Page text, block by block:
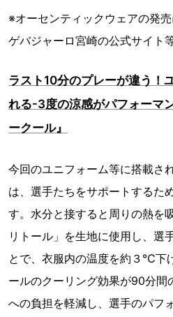
※オーセンティックウェアの発
ゲバジャーロ宮崎の公式サイト
ラスト10分のプレーが違う！
れる-3度の涼感がパフォーマ
ークール』
今回のユニフォーム等に搭載さ
は、選手たちをサポートするた
す。水分と接すると周りの熱を
リトール」を生地に使用し、選
とで、衣服内の温度を約３℃下
ールのクーリング効果が90分間
への負担を軽減し、選手のパフ